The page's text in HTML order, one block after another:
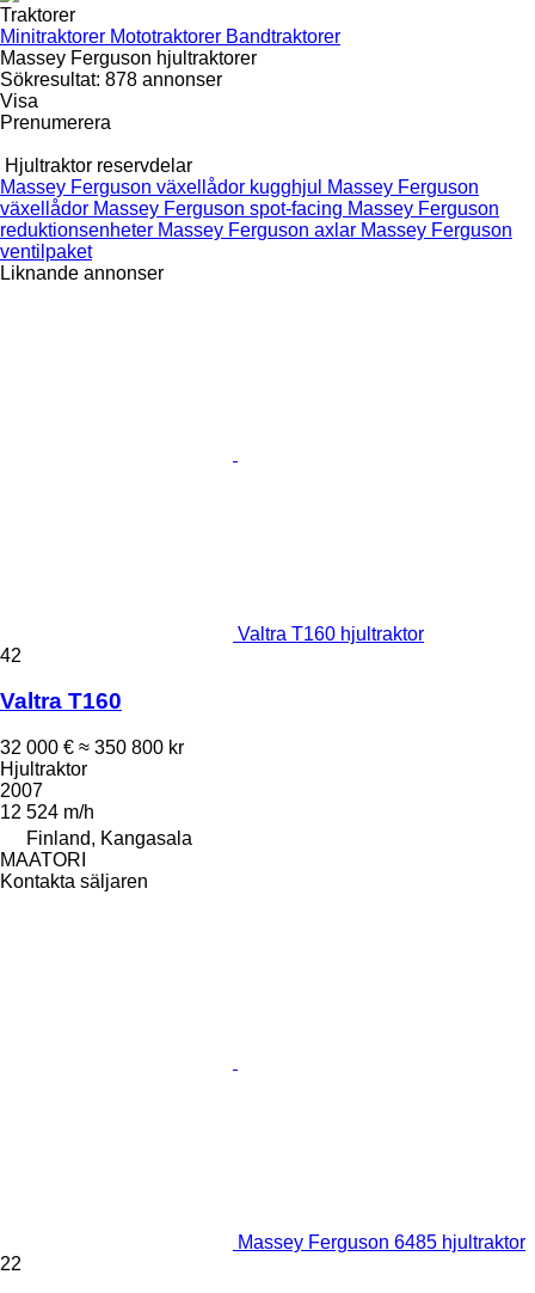
Traktorer
Minitraktorer Mototraktorer Bandtraktorer
Massey Ferguson hjultraktorer
Sökresultat: 878 annonser
Visa
Prenumerera
Hjultraktor reservdelar
Massey Ferguson växellådor kugghjul
Massey Ferguson
växellådor Massey Ferguson spot-facing Massey Ferguson
reduktionsenheter Massey Ferguson axlar Massey Ferguson
ventilpaket
Liknande annonser
Valtra T160 hjultraktor
42
Valtra T160
32 000 € ≈ 350 800 kr
Hjultraktor
2007
12 524 m/h
Finland, Kangasala
MAATORI
Kontakta säljaren
Massey Ferguson 6485 hjultraktor
22